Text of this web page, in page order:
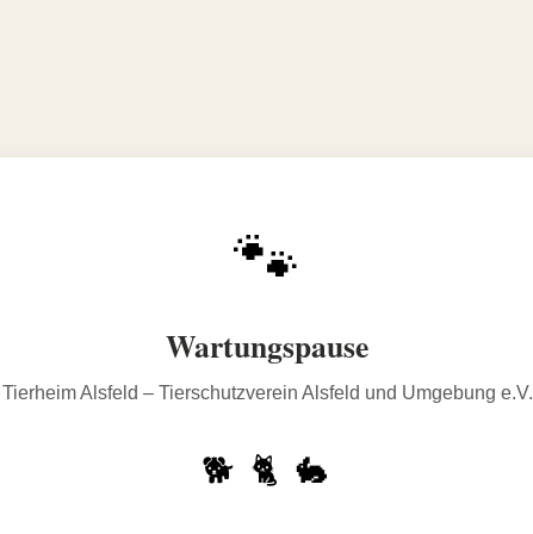
🐾
Wartungspause
Tierheim Alsfeld – Tierschutzverein Alsfeld und Umgebung e.V.
🐕 🐈 🐇